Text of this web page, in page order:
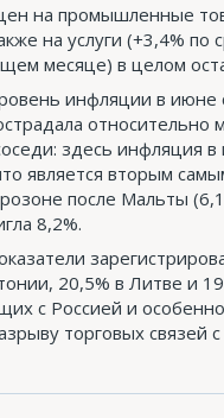
на промышленные
на услуги (+3,4% по
месяце) в целом
инфляции в июне
относительно
здесь инфляция
является вторым
после Мальты
8,2%.
20,5% в Литве и
с Россией и особенно
торговых связей с